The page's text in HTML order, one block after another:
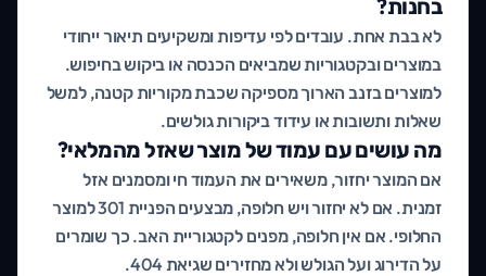
בחנות?
לא בבת אחת. עובדים לפי עדיפות ומשקיעים תיאור ייחודי
במוצרים ובקטגוריות שמביאים הכנסה או ביקוש בחיפוש.
למוצרים בזנב הארוך מספיקה שכבת מקוריות קטנה, למשל
שאלות ותשובות או עידוד ביקורות גולשים.
מה עושים עם עמוד של מוצר שאזל מהמלאי?
אם המוצר יחזור, משאירים את העמוד חי ומסמנים אזל
זמנית. אם לא יחזור ויש חלופה, מבצעים הפניית 301 למוצר
החלופי. אם אין חלופה, מפנים לקטגוריית האב. כך שומרים
על הדירוג ועל הגולש ולא מחזירים שגיאת 404.